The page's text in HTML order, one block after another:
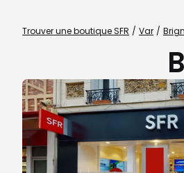
Trouver une boutique SFR Var